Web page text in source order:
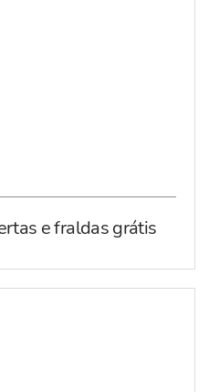
e fraldas grátis